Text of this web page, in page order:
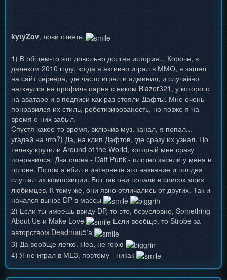
kytyZov, лови ответы
1) В общем-то это довольно долгая история... Короче, в
далеком 2010 году, когда я активно играл в ММО, я зашел
на сайт сервера, где часто играл и админил, и случайно
наткнулся на профиль парня с ником Blazer321, у которого
на аватаре и в подписи как раз стояли Дафты. Мне очень
понравился их стиль, роботизированость, но позже я на
время о них забыл.
Cпустя какое-то время, включив муз. канал, я попал...
угадай на что?) Да, на клип Дафтов, где сразу их узнал. По
телеку крутили Around of the World, который мне сразу
понравился. Два слова - Daft Punk - плотно засели у меня в
голове. Потом я вбил в интернете это название и полдня
слушал их композиции. Вот так они попали в список моих
любимцев. К тому же, они явно отличались от других. Так и
начался вынос DP в массы
2) Если ты имеешь ввиду DP, то это, безусловно, Something
About Us и Make Love
Если вообще, то Strobe за
авторством Deadmau5'а
3) Да вообще легко. Неа, не горю
4) Я не играл в МЕ3, поэтому - никак